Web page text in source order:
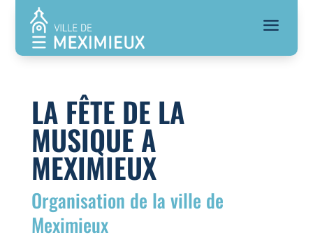
a
LA FÊTE DE LA
MUSIQUE A
MEXIMIEUX
Organisation de la ville de
Meximieux